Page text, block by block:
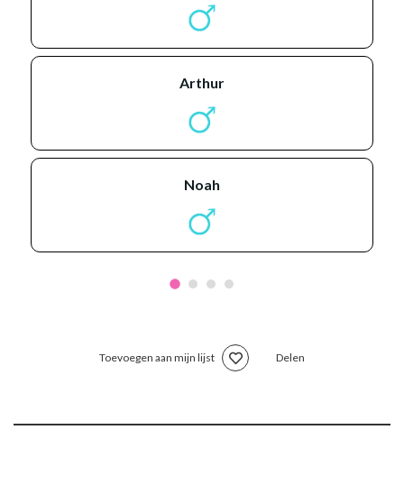
arthur
noah
Toevoegen aan mijn lijst Delen